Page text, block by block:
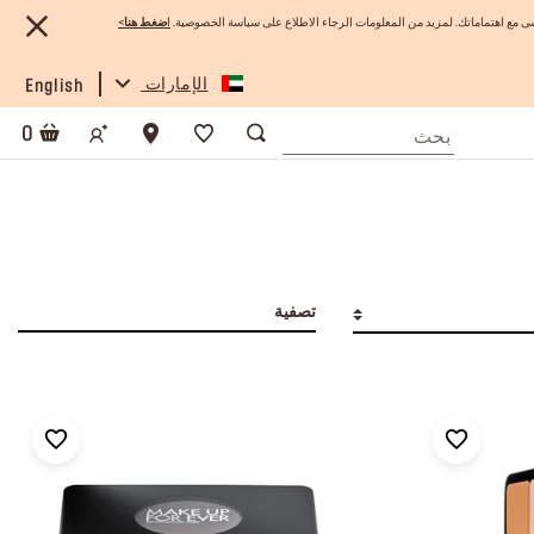
اهتماماتك. لمزيد من المعلومات الرجاء الاطلاع على سياسة الخصوصية. ضغط هنا >
الإمارات English
0
تصفية